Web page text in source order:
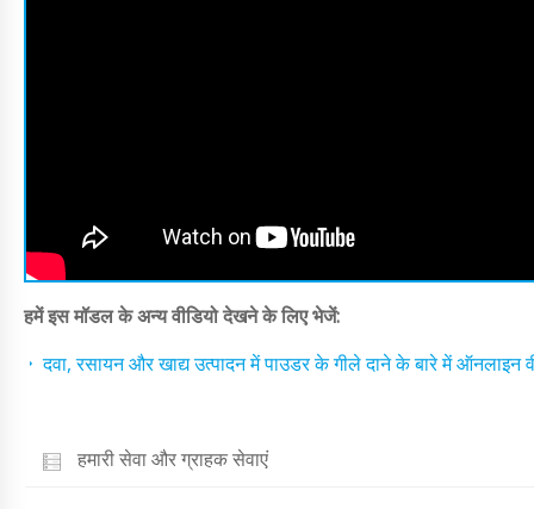
हमें इस मॉडल के अन्य वीडियो देखने के लिए भेजें:
दवा, रसायन और खाद्य उत्पादन में पाउडर के गीले दाने के बारे में ऑनलाइन
हमारी सेवा और ग्राहक सेवाएं